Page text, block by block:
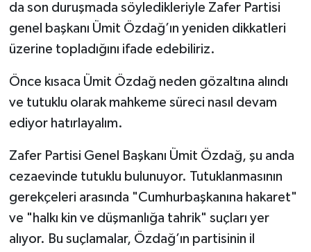
da son duruşmada söyledikleriyle Zafer Partisi
genel başkanı Ümit Özdağ’ın yeniden dikkatleri
üzerine topladığını ifade edebiliriz.
Önce kısaca Ümit Özdağ neden gözaltına alındı
ve tutuklu olarak mahkeme süreci nasıl devam
ediyor hatırlayalım.
Zafer Partisi Genel Başkanı Ümit Özdağ, şu anda
cezaevinde tutuklu bulunuyor. Tutuklanmasının
gerekçeleri arasında "Cumhurbaşkanına hakaret"
ve "halkı kin ve düşmanlığa tahrik" suçları yer
alıyor. Bu suçlamalar, Özdağ’ın partisinin il
ÖZEL HABER
SAĞLIK
SPOR
TEKNOLOJİ
TİCARET